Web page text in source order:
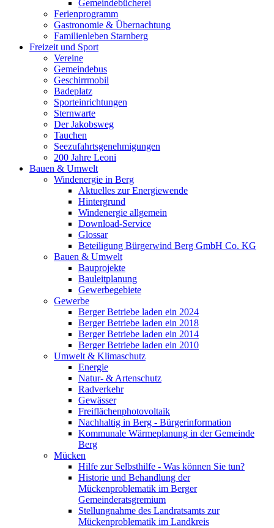
Gemeindebücherei
Ferienprogramm
Gastronomie & Übernachtung
Familienleben Starnberg
Freizeit und Sport
Vereine
Gemeindebus
Geschirrmobil
Badeplatz
Sporteinrichtungen
Sternwarte
Der Jakobsweg
Tauchen
Seezufahrtsgenehmigungen
200 Jahre Leoni
Bauen & Umwelt
Windenergie in Berg
Aktuelles zur Energiewende
Hintergrund
Windenergie allgemein
Download-Service
Glossar
Beteiligung Bürgerwind Berg GmbH Co. KG
Bauen & Umwelt
Bauprojekte
Bauleitplanung
Gewerbegebiete
Gewerbe
Berger Betriebe laden ein 2024
Berger Betriebe laden ein 2018
Berger Betriebe laden ein 2014
Berger Betriebe laden ein 2010
Umwelt & Klimaschutz
Energie
Natur- & Artenschutz
Radverkehr
Gewässer
Freiflächenphotovoltaik
Nachhaltig in Berg - Bürgerinformation
Kommunale Wärmeplanung in der Gemeinde
Berg
Mücken
Hilfe zur Selbsthilfe - Was können Sie tun?
Historie und Behandlung der
Mückenproblematik im Berger
Gemeinderatsgremium
Stellungnahme des Landratsamts zur
Mückenproblematik im Landkreis